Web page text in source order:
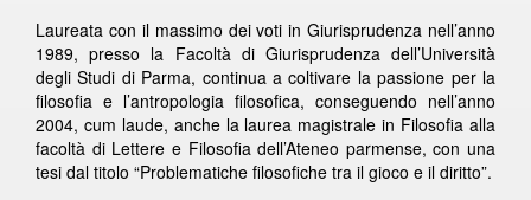
Laureata con il massimo dei voti in Giurisprudenza nell’anno
1989, presso la Facoltà di Giurisprudenza dell’Università
degli Studi di Parma, continua a coltivare la passione per la
filosofia e l’antropologia filosofica, conseguendo nell’anno
2004, cum laude, anche la laurea magistrale in Filosofia alla
facoltà di Lettere e Filosofia dell’Ateneo parmense, con una
tesi dal titolo “Problematiche filosofiche tra il gioco e il diritto”.